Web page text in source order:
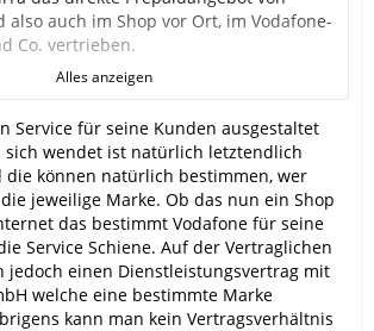
also auch im Shop vor Ort, im Vodafone-
Co. vertrieben.
hier gänzlich falsch. Dass
von Vodafone eine andere Hotline
und Geschäftskunden ist kein
schon seit Jahrzehnten so. Das
damit zu tun, dass Lidl Connect das
ist, das dient intern einfach der
Denn Prepaid und Postpaid laufen bei
über verschiedene Systeme bzw. sind
Auch die Geschäftskunden
Alles anzeigen
Service für seine Kunden ausgestaltet
sich wendet ist natürlich letztendlich
die können natürlich bestimmen, wer
jeweilige Marke. Ob das nun ein Shop
das bestimmt Vodafone für seine
Service Schiene. Auf der Vertraglichen
jedoch einen Dienstleistungsvertrag mit
welche eine bestimmte Marke
kann man kein Vertragsverhältnis